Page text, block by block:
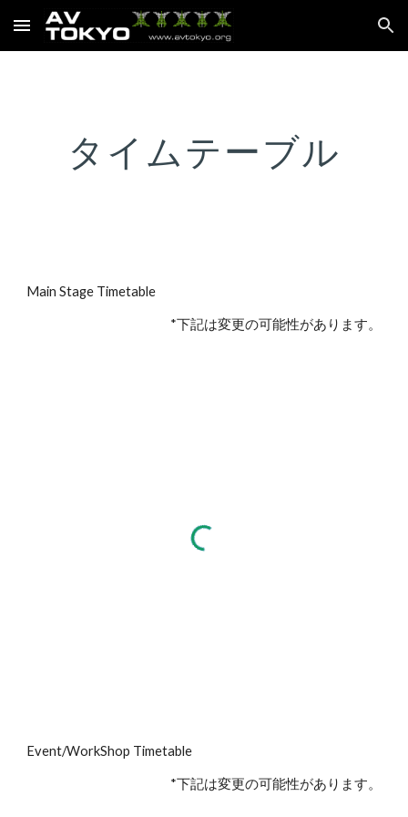
Skip to main content Skip to navigation
タイムテーブル
Main Stage Timetable
*下記は変更の可能性があります。
Event/WorkShop Timetable
*下記は変更の可能性があります。